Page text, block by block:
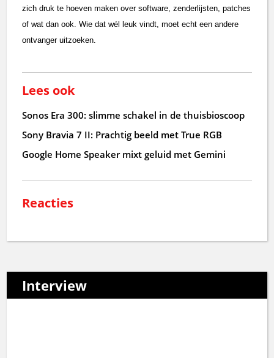
zich druk te hoeven maken over software, zenderlijsten, patches
of wat dan ook. Wie dat wél leuk vindt, moet echt een andere
ontvanger uitzoeken.
Lees ook
Sonos Era 300: slimme schakel in de thuisbioscoop
Sony Bravia 7 II: Prachtig beeld met True RGB
Google Home Speaker mixt geluid met Gemini
Reacties
Interview